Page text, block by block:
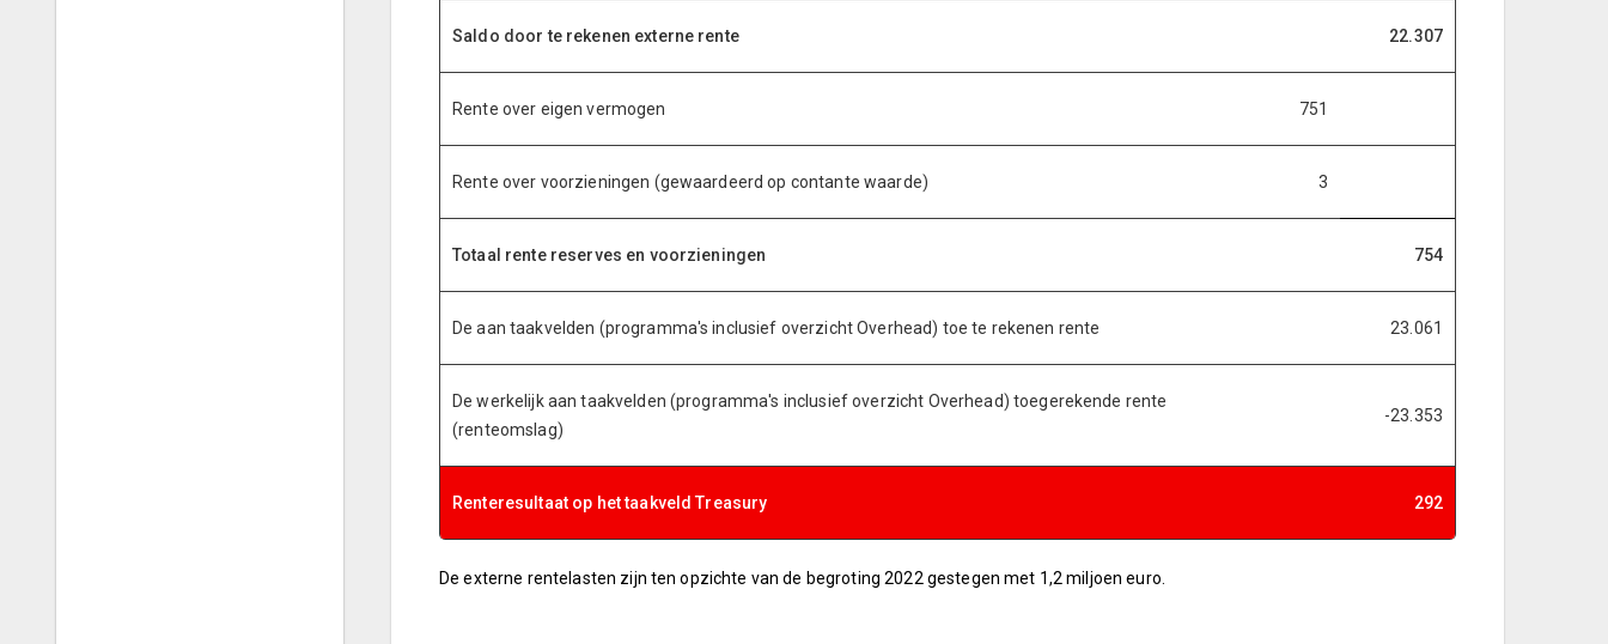
Saldo door te rekenen externe rente 22.307
Rente over eigen vermogen 751
Rente over voorzieningen (gewaardeerd op contante waarde) 3
Totaal rente reserves en voorzieningen 754
De aan taakvelden (programma's inclusief overzicht Overhead) toe te rekenen rente 23.061
De werkelijk aan taakvelden (programma's inclusief overzicht Overhead) toegerekende rente
(renteomslag)
-23.353
Renteresultaat op het taakveld Treasury 292
De externe rentelasten zijn ten opzichte van de begroting 2022 gestegen met 1,2 miljoen euro.